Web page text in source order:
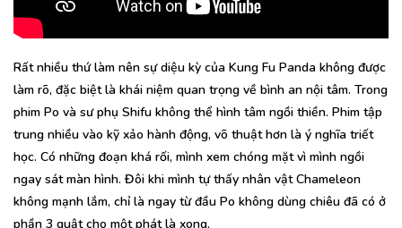
Rất nhiều thứ làm nên sự diệu kỳ của Kung Fu Panda không được
làm rõ, đặc biệt là khái niệm quan trọng về bình an nội tâm. Trong
phim Po và sư phụ Shifu không thể hình tâm ngồi thiền. Phim tập
trung nhiều vào kỹ xảo hành động, võ thuật hơn là ý nghĩa triết
học. Có những đoạn khá rối, mình xem chóng mặt vì mình ngồi
ngay sát màn hình. Đôi khi mình tự thấy nhân vật Chameleon
không mạnh lắm, chỉ là ngay từ đầu Po không dùng chiêu đã có ở
phần 3 quật cho một phát là xong.